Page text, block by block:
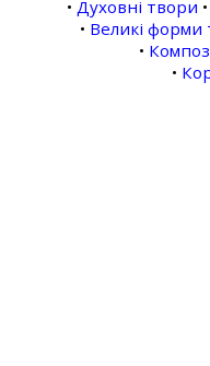
• Духовні твори
• Великі форми
•
•